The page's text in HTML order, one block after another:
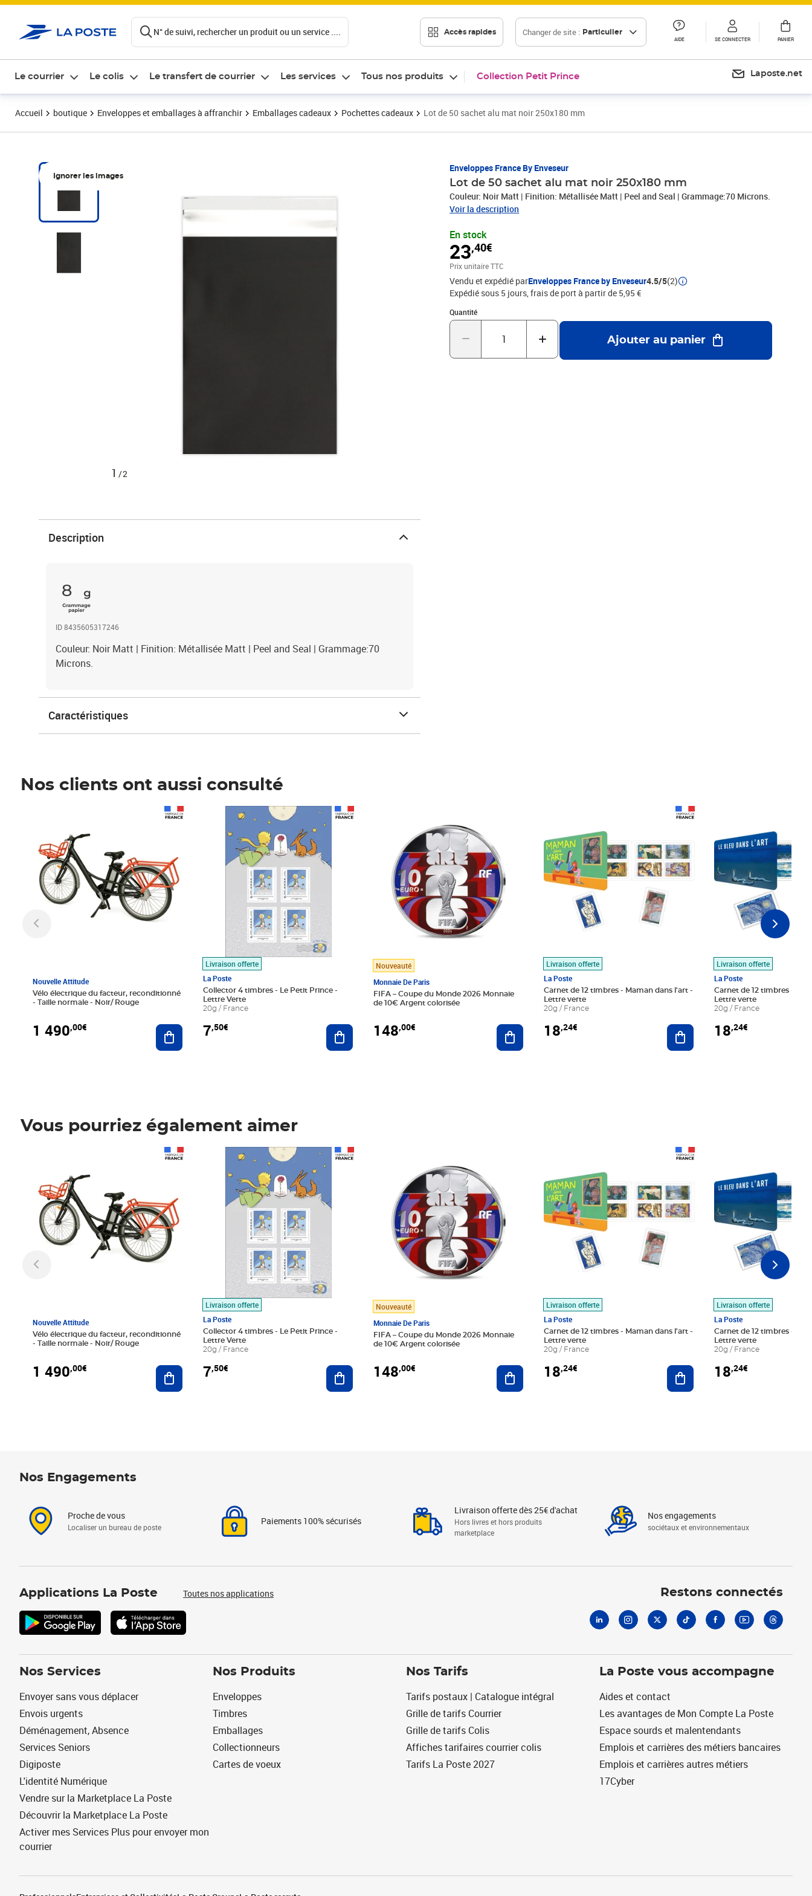
N° de suivi, rechercher un produit ou un service .... Accès rapides Changer de site : Particulier
AIDE SE CONNECTER PANIER
Le courrier Le colis Le transfert de courrier Les services Tous nos produits Collection Petit Prince Laposte.net
Accueil boutique Enveloppes et emballages à affranchir Emballages cadeaux Pochettes cadeaux Lot de 50 sachet alu mat noir 250x180 mm
Ignorer les images
1 /2
Enveloppes France By Enveseur
Lot de 50 sachet alu mat noir 250x180 mm
Couleur: Noir Matt | Finition: Métallisée Matt | Peel and Seal | Grammage:70 Microns.
Voir la description
En stock
23,40€
Prix 23,40€
Prix unitaire TTC
Vendu et expédié parEnveloppes France by Enveseur4.5/5(2)
Expédié sous 5 jours, frais de port à partir de 5,95 €
Quantité
Quantité : 1
Ajouter au panier
Description
8
ID 8435605317246
Couleur: Noir Matt | Finition: Métallisée Matt | Peel and Seal | Grammage:70
Microns.
Caractéristiques
Nos clients ont aussi consulté
Nouvelle Attitude
Vélo électrique du facteur, reconditionné
- Taille normale - Noir/ Rouge
1 490,00€ Ajouter au panier
Livraison offerte
La Poste
Collector 4 timbres - Le Petit Prince -
Lettre Verte
20g / France
7,50€
Prix 7,50€
Ajouter au panier
Nouveauté
Monnaie De Paris
FIFA – Coupe du Monde 2026 Monnaie
de 10€ Argent colorisée
148,00€ Ajouter au panier
Livraison offerte
La Poste
Carnet de 12 timbres - Maman dans l'art -
Lettre verte
20g / France
18,24€ Ajouter au panier
Livraison offerte
La Poste
Carnet de 12 timbres - Le
Lettre verte
20g / France
18,24€
Vous pourriez également aimer
Nouvelle Attitude
Vélo électrique du facteur, reconditionné
- Taille normale - Noir/ Rouge
1 490,00€ Ajouter au panier
Livraison offerte
La Poste
Collector 4 timbres - Le Petit Prince -
Lettre Verte
20g / France
7,50€
Prix 7,50€
Ajouter au panier
Nouveauté
Monnaie De Paris
FIFA – Coupe du Monde 2026 Monnaie
de 10€ Argent colorisée
148,00€ Ajouter au panier
Livraison offerte
La Poste
Carnet de 12 timbres - Maman dans l'art -
Lettre verte
20g / France
18,24€ Ajouter au panier
Livraison offerte
La Poste
Carnet de 12 timbres - Le
Lettre verte
20g / France
18,24€
Nos Engagements
Proche de vous
Localiser un bureau de poste
Paiements 100% sécurisés
Livraison offerte dès 25€ d'achat
Hors livres et hors produits
marketplace
Nos engagements
sociétaux et environnementaux
Applications La Poste Toutes nos applications Restons connectés
Nos Services
Envoyer sans vous déplacer
Envois urgents
Déménagement, Absence
Services Seniors
Digiposte
L'identité Numérique
Vendre sur la Marketplace La Poste
Découvrir la Marketplace La Poste
Activer mes Services Plus pour envoyer mon
courrier
Nos Produits
Enveloppes
Timbres
Emballages
Collectionneurs
Cartes de voeux
Nos Tarifs
Tarifs postaux | Catalogue intégral
Grille de tarifs Courrier
Grille de tarifs Colis
Affiches tarifaires courrier colis
Tarifs La Poste 2027
La Poste vous accompagne
Aides et contact
Les avantages de Mon Compte La Poste
Espace sourds et malentendants
Emplois et carrières des métiers bancaires
Emplois et carrières autres métiers
17Cyber